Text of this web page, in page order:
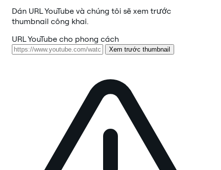
Dán URL YouTube và chúng tôi sẽ xem trước
thumbnail công khai.
URL YouTube cho phong cách
Xem trước thumbnail